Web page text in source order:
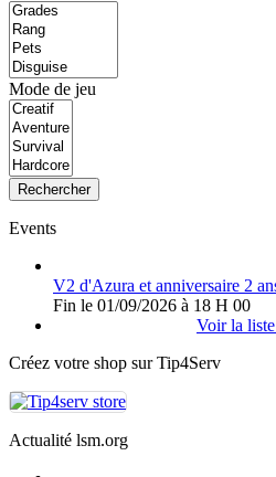
Mode de jeu
Rechercher
Events
V2 d'Azura et anniversaire 2
Fin le 01/09/2026 à 18 H 00
Voir la
Créez votre shop sur Tip4Serv
Actualité lsm.org